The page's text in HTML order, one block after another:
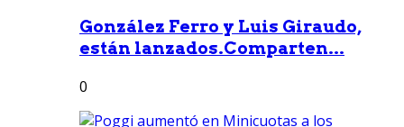
González Ferro y Luis Giraudo,
están lanzados.Comparten...
0